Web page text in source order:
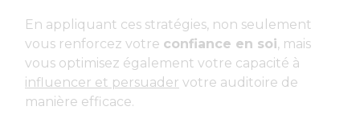
En appliquant ces stratégies, non seulement
vous renforcez votre confiance en soi, mais
vous optimisez également votre capacité à
influencer et persuader votre auditoire de
manière efficace.